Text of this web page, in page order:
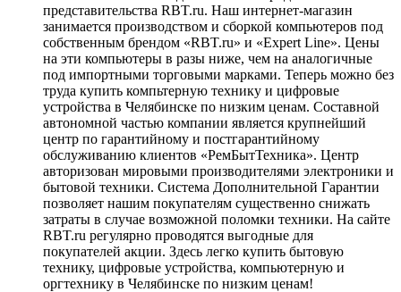
представительства RBT.ru. Наш интернет-магазин
занимается производством и сборкой компьютеров под
собственным брендом «RBT.ru» и «Expert Line». Цены
на эти компьютеры в разы ниже, чем на аналогичные
под импортными торговыми марками. Теперь можно без
труда купить компьтерную технику и цифровые
устройства в Челябинске по низким ценам. Составной
автономной частью компании является крупнейший
центр по гарантийному и постгарантийному
обслуживанию клиентов «РемБытТехника». Центр
авторизован мировыми производителями электроники и
бытовой техники. Система Дополнительной Гарантии
позволяет нашим покупателям существенно снижать
затраты в случае возможной поломки техники. На сайте
RBT.ru регулярно проводятся выгодные для
покупателей акции. Здесь легко купить бытовую
технику, цифровые устройства, компьютерную и
оргтехнику в Челябинске по низким ценам!